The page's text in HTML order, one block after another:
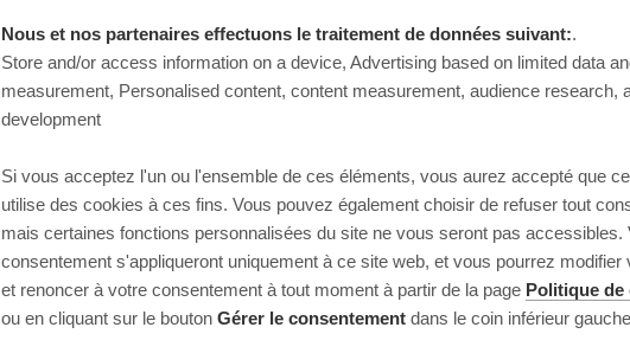
Nous et nos partenaires effectuons le traitement de données suivant:.
Store and/or access information on a device, Advertising based on limited data
measurement, Personalised content, content measurement, audience research,
development
Si vous acceptez l'un ou l'ensemble de ces éléments, vous aurez accepté que
utilise des cookies à ces fins. Vous pouvez également choisir de refuser tout
mais certaines fonctions personnalisées du site ne vous seront pas accessibles.
consentement s'appliqueront uniquement à ce site web, et vous pourrez modifier
et renoncer à votre consentement à tout moment à partir de la page Politique
ou en cliquant sur le bouton Gérer le consentement dans le coin inférieur
This page couldn’t load
Reload Back